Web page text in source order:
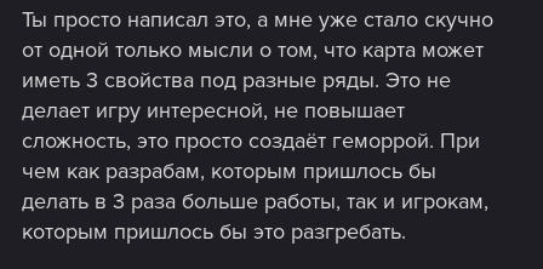
Ты просто написал это, а мне уже стало скучно
от одной только мысли о том, что карта может
иметь 3 свойства под разные ряды. Это не
делает игру интересной, не повышает
сложность, это просто создаёт геморрой. При
чем как разрабам, которым пришлось бы
делать в 3 раза больше работы, так и игрокам,
которым пришлось бы это разгребать.